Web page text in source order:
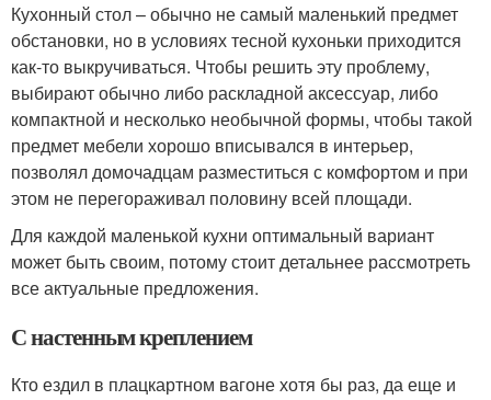
Кухонный стол – обычно не самый маленький предмет
обстановки, но в условиях тесной кухоньки приходится
как-то выкручиваться. Чтобы решить эту проблему,
выбирают обычно либо раскладной аксессуар, либо
компактной и несколько необычной формы, чтобы такой
предмет мебели хорошо вписывался в интерьер,
позволял домочадцам разместиться с комфортом и при
этом не перегораживал половину всей площади.
Для каждой маленькой кухни оптимальный вариант
может быть своим, потому стоит детальнее рассмотреть
все актуальные предложения.
С настенным креплением
Кто ездил в плацкартном вагоне хотя бы раз, да еще и